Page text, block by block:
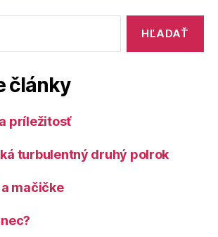
články
príležitosť
turbulentný druhý polrok
mačičke